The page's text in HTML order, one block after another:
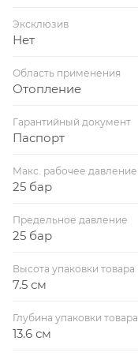
Эксклюзив
Нет
Область применения
Отопление
Гарантийный документ
Паспорт
Макс. рабочее давление
25 бар
Предельное давление
25 бар
Высота упаковки товара
7.5 см
Глубина упаковки товара
13.6 см